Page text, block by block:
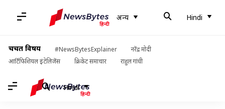
अन्य Hindi
चर्चित विषय #NewsBytesExplainer
नरेंद्र मोदी
आर्टिफिशियल इंटेलिजेंस
क्रिकेट समाचार राहुल गांधी
Hindi